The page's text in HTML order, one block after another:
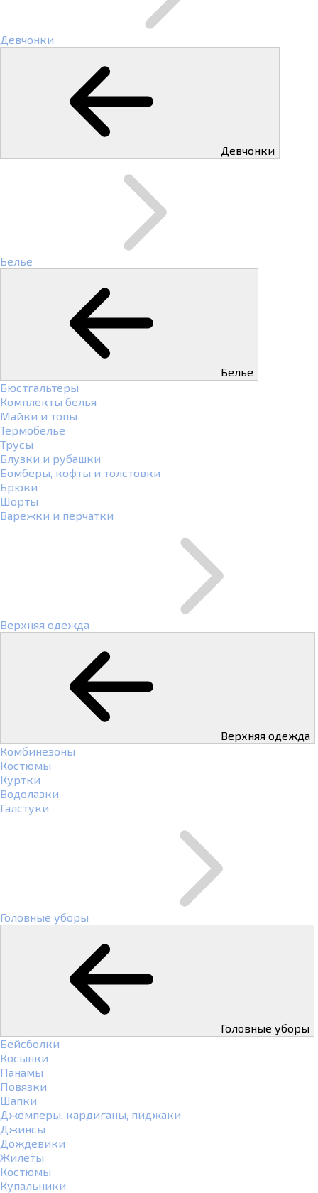
Девчонки
Девчонки
Белье
Белье
Бюстгальтеры
Комплекты белья
Майки и топы
Термобелье
Трусы
Блузки и рубашки
Бомберы, кофты и толстовки
Брюки
Шорты
Варежки и перчатки
Верхняя одежда
Верхняя одежда
Комбинезоны
Костюмы
Куртки
Водолазки
Галстуки
Головные уборы
Головные уборы
Бейсболки
Косынки
Панамы
Повязки
Шапки
Джемперы, кардиганы, пиджаки
Джинсы
Дождевики
Жилеты
Костюмы
Купальники